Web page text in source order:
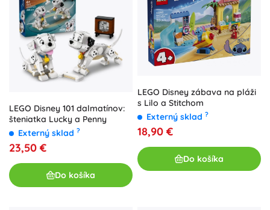
LEGO Disney 101 dalmatínov:
šteniatka Lucky a Penny
Externý sklad ?
23,50 €
Do košíka
LEGO Disney zábava na pláži
s Lilo a Stitchom
Externý sklad ?
18,90 €
Do košíka